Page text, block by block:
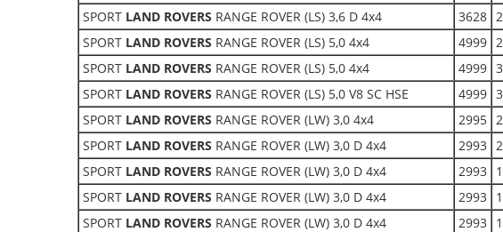
SPORT LAND ROVERS RANGE ROVER (LS) 3,6 D 4x4 3628
SPORT LAND ROVERS RANGE ROVER (LS) 5,0 4x4 4999
SPORT LAND ROVERS RANGE ROVER (LS) 5,0 4x4 4999
SPORT LAND ROVERS RANGE ROVER (LS) 5,0 V8 SC HSE 4999
SPORT LAND ROVERS RANGE ROVER (LW) 3,0 4x4 2995
SPORT LAND ROVERS RANGE ROVER (LW) 3,0 D 4x4 2993
SPORT LAND ROVERS RANGE ROVER (LW) 3,0 D 4x4 2993
SPORT LAND ROVERS RANGE ROVER (LW) 3,0 D 4x4 2993
SPORT LAND ROVERS RANGE ROVER (LW) 3,0 D 4x4 2993